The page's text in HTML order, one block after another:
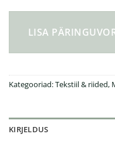
LISA
Kategooriad:Tekstiil & riided,
KIRJELDUS